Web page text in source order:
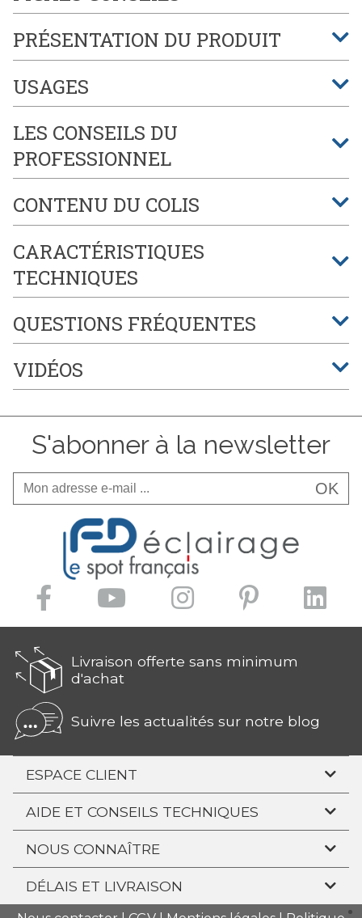
PRÉSENTATION DU PRODUIT
USAGES
LES CONSEILS DU
PROFESSIONNEL
CONTENU DU COLIS
CARACTÉRISTIQUES
TECHNIQUES
QUESTIONS FRÉQUENTES
VIDÉOS
S'abonner à la newsletter
OK
Livraison offerte sans minimum
d'achat
Suivre les actualités sur notre blog
ESPACE CLIENT
AIDE ET CONSEILS TECHNIQUES
NOUS CONNAÎTRE
DÉLAIS ET LIVRAISON